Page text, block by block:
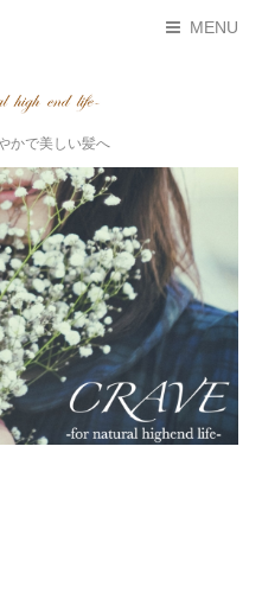
MENU
かで美しい髪へ